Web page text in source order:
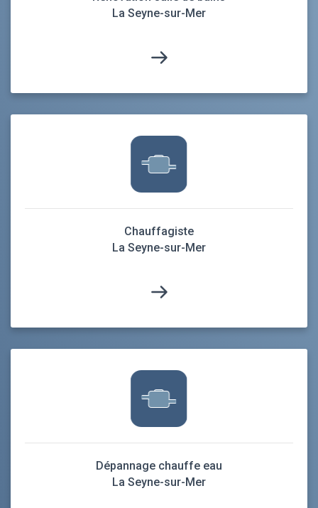
La Seyne-sur-Mer
Chauffagiste
La Seyne-sur-Mer
Dépannage chauffe eau
La Seyne-sur-Mer